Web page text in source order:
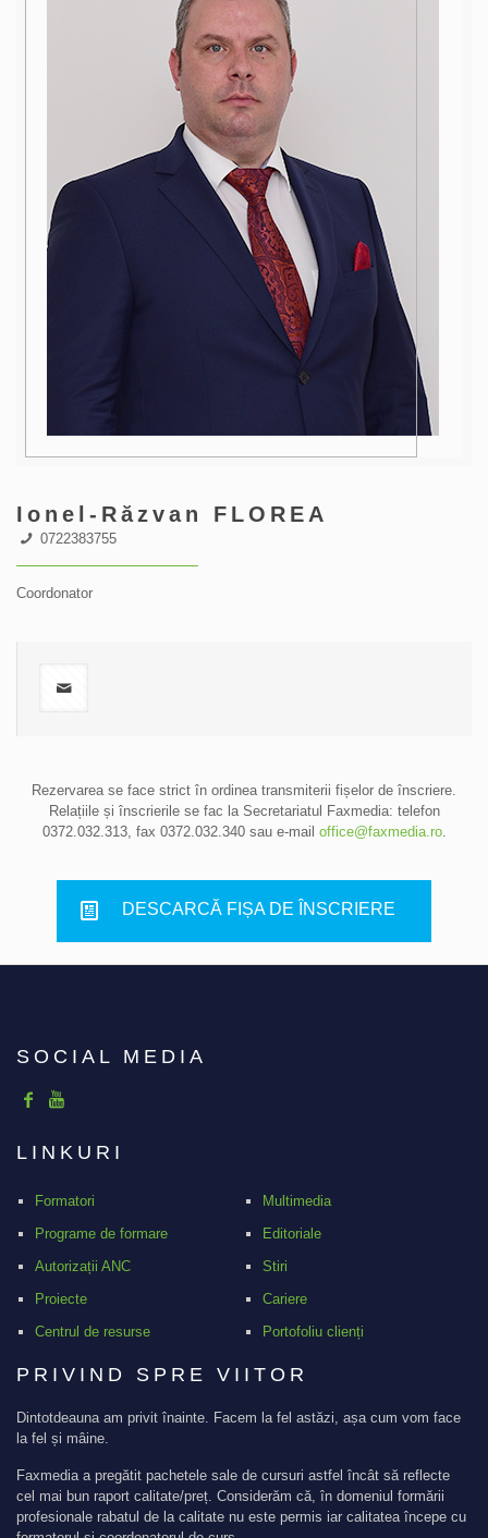
Ionel-Răzvan FLOREA
0722383755
Coordonator
Rezervarea se face strict în ordinea transmiterii fișelor de înscriere.
Relațiile și înscrierile se fac la Secretariatul Faxmedia: telefon
0372.032.313, fax 0372.032.340 sau e-mail office@faxmedia.ro.
DESCARCĂ FIȘA DE ÎNSCRIERE
SOCIAL MEDIA
LINKURI
Formatori
Programe de formare
Autorizații ANC
Proiecte
Centrul de resurse
Multimedia
Editoriale
Stiri
Cariere
Portofoliu clienți
PRIVIND SPRE VIITOR
Dintotdeauna am privit înainte. Facem la fel astăzi, așa cum vom face
la fel și mâine.
Faxmedia a pregătit pachetele sale de cursuri astfel încât să reflecte
cel mai bun raport calitate/preț. Considerăm că, în domeniul formării
profesionale rabatul de la calitate nu este permis iar calitatea începe cu